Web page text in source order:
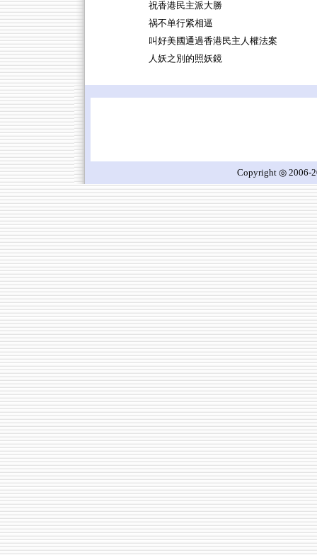
祝香港民主派大勝
祸不单行紧相逼
叫好美國通過香港民主人權法案
人妖之別的照妖鏡
Copyright ◎ 2006-